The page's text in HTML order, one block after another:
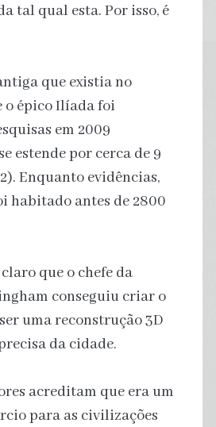
tal qual esta. Por isso, é
que existia no
o épico Ilíada foi
em 2009
estende por cerca de 9
Enquanto evidências,
habitado antes de 2800
que o chefe da
conseguiu criar o
uma reconstrução 3D
da cidade.
acreditam que era um
para as civilizações